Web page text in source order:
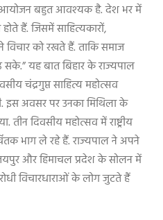
आयोजन बहुत आवश्यक है. देश भर में
हैं. जिसमें साहित्यकारों,
को रखते हैं. ताकि समाज
यह बात बिहार के राज्यपाल
चंद्रगुप्त साहित्य महोत्सव
इस अवसर पर उनका मिथिला के
तीन दिवसीय महोत्सव में राष्ट्रीय
भाग ले रहे हैं. राज्यपाल ने अपने
और हिमाचल प्रदेश के सोलन में
विचारधाराओं के लोग जुटते हैं